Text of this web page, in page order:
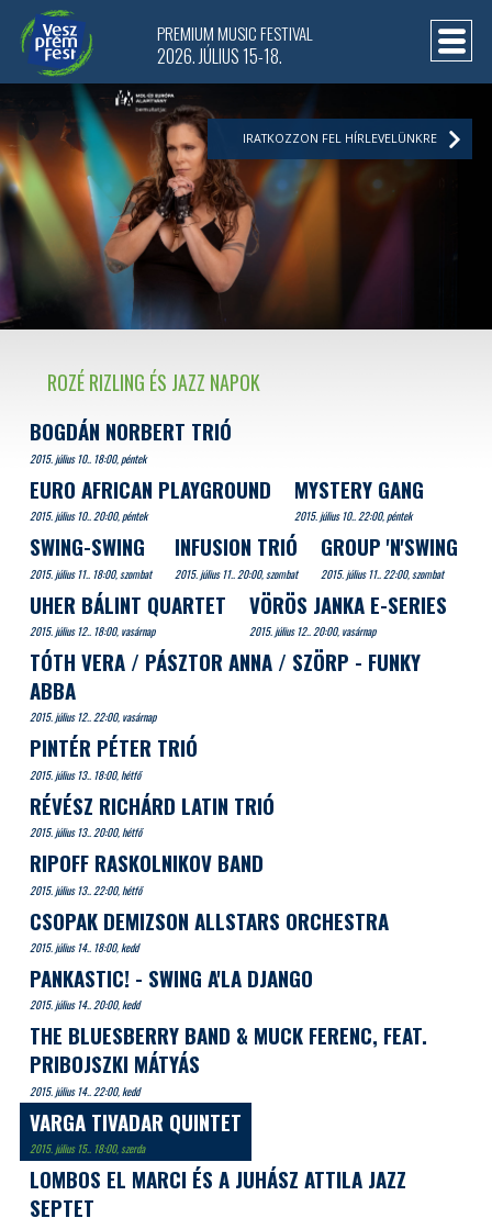
ROZÉ RIZLING ÉS JAZZ NAPOK
BOGDÁN NORBERT TRIÓ
2015. július 10.. 18:00, péntek
EURO AFRICAN PLAYGROUND
2015. július 10.. 20:00, péntek
MYSTERY GANG
2015. július 10.. 22:00, péntek
SWING-SWING
2015. július 11.. 18:00, szombat
INFUSION TRIÓ
2015. július 11.. 20:00, szombat
GROUP 'N'SWING
2015. július 11.. 22:00, szombat
UHER BÁLINT QUARTET
2015. július 12.. 18:00, vasárnap
VÖRÖS JANKA E-SERIES
2015. július 12.. 20:00, vasárnap
TÓTH VERA / PÁSZTOR ANNA / SZÖRP - FUNKY
ABBA
2015. július 12.. 22:00, vasárnap
PINTÉR PÉTER TRIÓ
2015. július 13.. 18:00, hétfő
RÉVÉSZ RICHÁRD LATIN TRIÓ
2015. július 13.. 20:00, hétfő
RIPOFF RASKOLNIKOV BAND
2015. július 13.. 22:00, hétfő
CSOPAK DEMIZSON ALLSTARS ORCHESTRA
2015. július 14.. 18:00, kedd
PANKASTIC! - SWING A'LA DJANGO
2015. július 14.. 20:00, kedd
THE BLUESBERRY BAND & MUCK FERENC, FEAT.
PRIBOJSZKI MÁTYÁS
2015. július 14.. 22:00, kedd
VARGA TIVADAR QUINTET
2015. július 15.. 18:00, szerda
LOMBOS EL MARCI ÉS A JUHÁSZ ATTILA JAZZ
SEPTET
PREMIUM MUSIC FESTIVAL
2026. JÚLIUS 15-18.
IRATKOZZON FEL HÍRLEVELÜNKRE